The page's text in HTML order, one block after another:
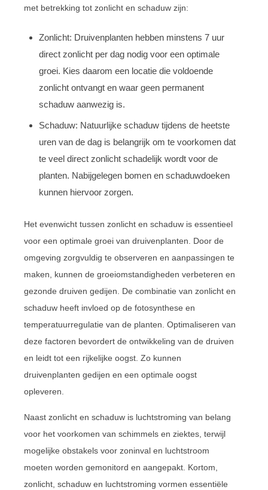
met betrekking tot zonlicht en schaduw zijn:
Zonlicht: Druivenplanten hebben minstens 7 uur
direct zonlicht per dag nodig voor een optimale
groei. Kies daarom een locatie die voldoende
zonlicht ontvangt en waar geen permanent
schaduw aanwezig is.
Schaduw: Natuurlijke schaduw tijdens de heetste
uren van de dag is belangrijk om te voorkomen dat
te veel direct zonlicht schadelijk wordt voor de
planten. Nabijgelegen bomen en schaduwdoeken
kunnen hiervoor zorgen.
Het evenwicht tussen zonlicht en schaduw is essentieel
voor een optimale groei van druivenplanten. Door de
omgeving zorgvuldig te observeren en aanpassingen te
maken, kunnen de groeiomstandigheden verbeteren en
gezonde druiven gedijen. De combinatie van zonlicht en
schaduw heeft invloed op de fotosynthese en
temperatuurregulatie van de planten. Optimaliseren van
deze factoren bevordert de ontwikkeling van de druiven
en leidt tot een rijkelijke oogst. Zo kunnen
druivenplanten gedijen en een optimale oogst
opleveren.
Naast zonlicht en schaduw is luchtstroming van belang
voor het voorkomen van schimmels en ziektes, terwijl
mogelijke obstakels voor zoninval en luchtstroom
moeten worden gemonitord en aangepakt. Kortom,
zonlicht, schaduw en luchtstroming vormen essentiële